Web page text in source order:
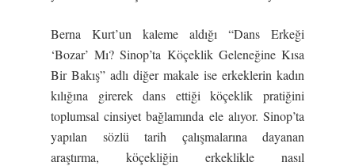
Berna Kurt’un kaleme aldığı “Dans Erkeği
‘Bozar’ Mı? Sinop’ta Köçeklik Geleneğine Kısa
Bir Bakış” adlı diğer makale ise erkeklerin kadın
kılığına girerek dans ettiği köçeklik pratiğini
toplumsal cinsiyet bağlamında ele alıyor. Sinop’ta
yapılan sözlü tarih çalışmalarına dayanan
araştırma, köçekliğin erkeklikle nasıl